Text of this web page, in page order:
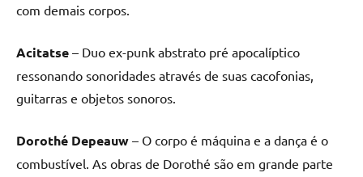
com demais corpos.
Acitatse – Duo ex-punk abstrato pré apocalíptico
ressonando sonoridades através de suas cacofonias,
guitarras e objetos sonoros.
Dorothé Depeauw – O corpo é máquina e a dança é o
combustível. As obras de Dorothé são em grande parte